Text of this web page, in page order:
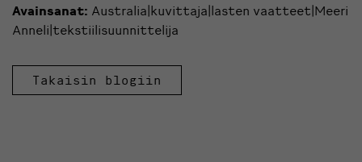
Avainsanat: Australia|kuvittaja|lasten vaatteet|Meeri
Anneli|tekstiilisuunnittelija
Takaisin blogiin